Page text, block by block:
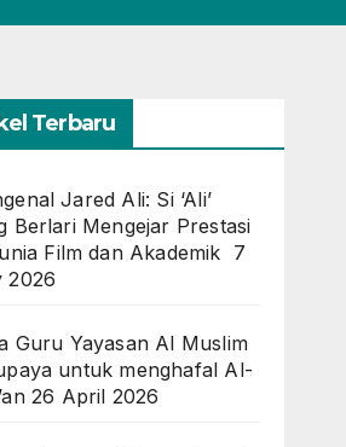
Terbaru
Jared Ali: Si ‘Ali’
Berlari Mengejar Prestasi
Film dan Akademik 7
2026
Guru Yayasan Al Muslim
untuk menghafal Al-
26 April 2026